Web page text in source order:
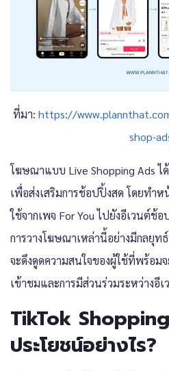
ที่มา: https://
shop-
โฆษณาแบบ Live Shopping Ads ไ
เพื่อส่งเสริมการช้อปปิ้งสด โดยทำ
ใช้จากเพจ For You ไปยังอีเวนต์
การวางโฆษณาเหล่านี้อย่างมีกลยุท
จะดึงดูดความสนใจของผู้ใช้ที่พร้อม
เข้าชมและการมีส่วนร่วมระหว่างอี
TikTok
ประโยชน์อย่างไร?